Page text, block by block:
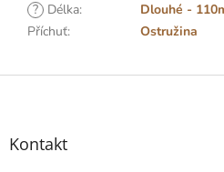
? Délka:
Dlouhé -
Příchuť: Ostružina
Z
Kontakt